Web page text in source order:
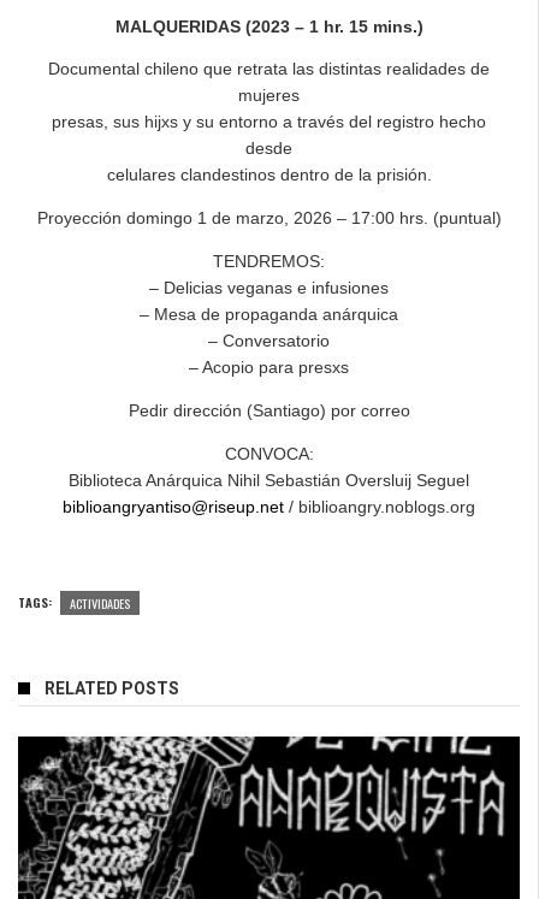
MALQUERIDAS (2023 – 1 hr. 15 mins.)
Documental chileno que retrata las distintas realidades de
mujeres
presas, sus hijxs y su entorno a través del registro hecho
desde
celulares clandestinos dentro de la prisión.
Proyección domingo 1 de marzo, 2026 – 17:00 hrs. (puntual)
TENDREMOS:
– Delicias veganas e infusiones
– Mesa de propaganda anárquica
– Conversatorio
– Acopio para presxs
Pedir dirección (Santiago) por correo
CONVOCA:
Biblioteca Anárquica Nihil Sebastián Oversluij Seguel
biblioangryantiso@riseup.net / biblioangry.noblogs.org
TAGS: ACTIVIDADES
RELATED POSTS